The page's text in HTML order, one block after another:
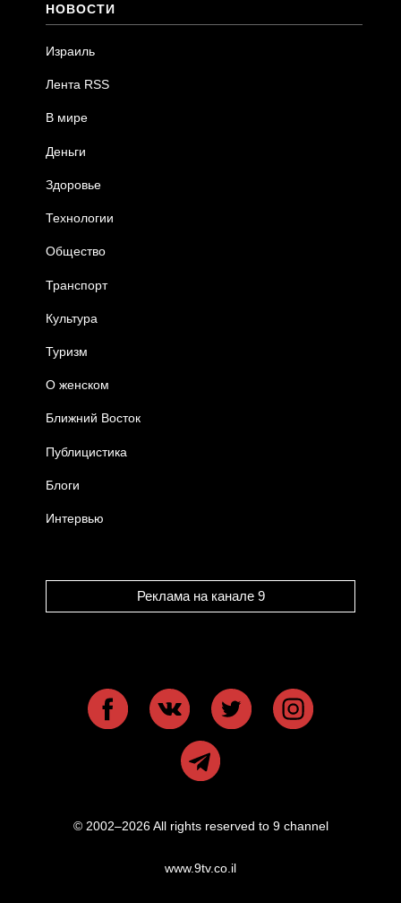
НОВОСТИ
Израиль
Лента RSS
В мире
Деньги
Здоровье
Технологии
Общество
Транспорт
Культура
Туризм
О женском
Ближний Восток
Публицистика
Блоги
Интервью
Реклама на канале 9
© 2002–2026 All rights reserved to 9 channel
www.9tv.co.il